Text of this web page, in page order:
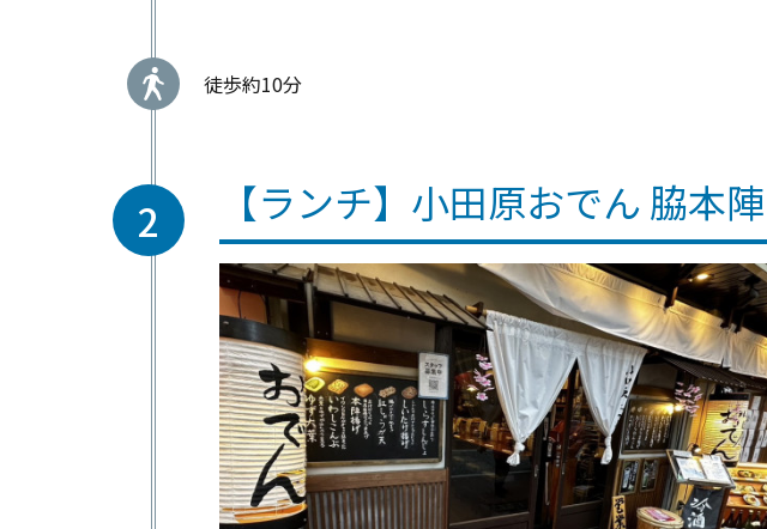
徒歩約10分
2 【ランチ】小田原おでん 脇本陣